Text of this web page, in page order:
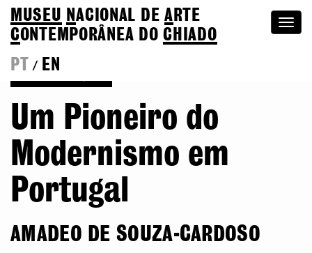
MUSEU NACIONAL DEA RTE
CONTEMPORÂNEA DOCHIADO
PT
/ EN
Um Pioneiro do
Modernismo em
Portugal
AMADEO DE SOUZA-CARDOSO